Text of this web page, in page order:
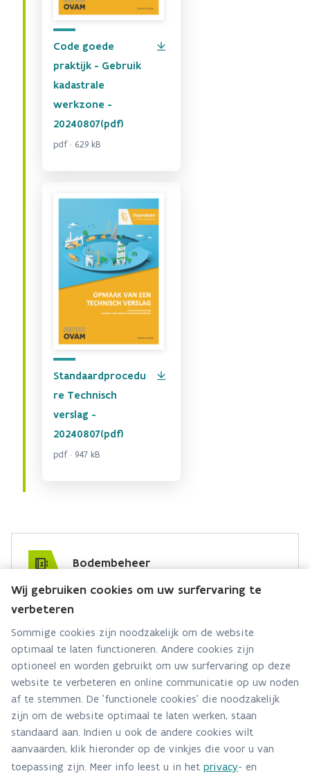
Code goede
praktijk - Gebruik
kadastrale
werkzone -
20240807(pdf)
pdf · 629 kB
Standaardprocedu
re Technisch
verslag -
20240807(pdf)
pdf · 947 kB
Bodembeheer
Hebt u een vraag voor dit team? Stel ze hier:
Via contact formulier
Alle contactgegevens
Adres
Stationsstraat 110
2800 Mechelen
Route en bereikbaarheid
Telefoon
Wij gebruiken cookies om uw surfervaring te
verbeteren
Sommige cookies zijn noodzakelijk om de website
optimaal te laten functioneren. Andere cookies zijn
optioneel en worden gebruikt om uw surfervaring op deze
website te verbeteren en online communicatie op uw noden
af te stemmen. De 'functionele cookies' die noodzakelijk
zijn om de website optimaal te laten werken, staan
standaard aan. Indien u ook de andere cookies wilt
aanvaarden, klik hieronder op de vinkjes die voor u van
toepassing zijn. Meer info leest u in het privacy- en